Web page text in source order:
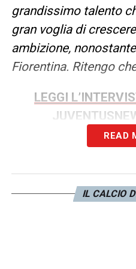
grandissimo talento
gran voglia di
ambizione,
Fiorentina. Ritengo
LEGGI
READ
IL CALCIO